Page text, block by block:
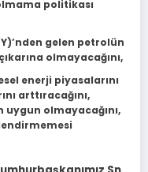
politikası
gelen petrolün
olmayacağını,
enerji piyasalarını
arttıracağını,
uygun olmayacağını,